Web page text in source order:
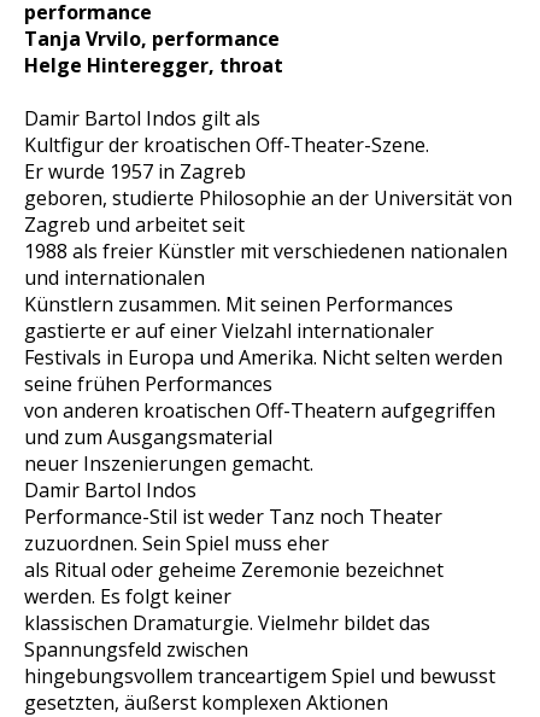
performance
Tanja Vrvilo, performance
Helge Hinteregger, throat
Damir Bartol Indos gilt als
Kultfigur der kroatischen Off-Theater-Szene.
Er wurde 1957 in Zagreb
geboren, studierte Philosophie an der Universität von
Zagreb und arbeitet seit
1988 als freier Künstler mit verschiedenen nationalen
und internationalen
Künstlern zusammen. Mit seinen Performances
gastierte er auf einer Vielzahl internationaler
Festivals in Europa und Amerika. Nicht selten werden
seine frühen Performances
von anderen kroatischen Off-Theatern aufgegriffen
und zum Ausgangsmaterial
neuer Inszenierungen gemacht.
Damir Bartol Indos
Performance-Stil ist weder Tanz noch Theater
zuzuordnen. Sein Spiel muss eher
als Ritual oder geheime Zeremonie bezeichnet
werden. Es folgt keiner
klassischen Dramaturgie. Vielmehr bildet das
Spannungsfeld zwischen
hingebungsvollem tranceartigem Spiel und bewusst
gesetzten, äußerst komplexen Aktionen